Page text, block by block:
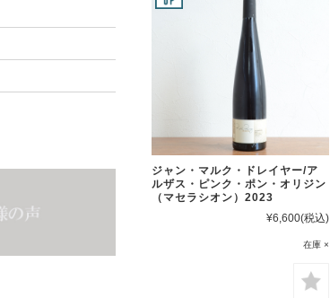
ジャン・マルク・ドレイヤー/ア
ルザス・ピンク・ポン・オリジン
（マセラシオン）2023
¥6,600(税込)
在庫 ×